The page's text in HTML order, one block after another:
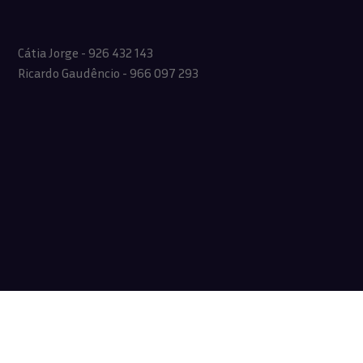
Cátia Jorge - 926 432 143
Ricardo Gaudêncio - 966 097 293